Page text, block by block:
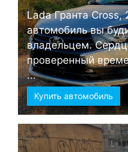
Lada Гранта
автомобиль вы
владельцем.
проверенный
...
Купить автомобиль